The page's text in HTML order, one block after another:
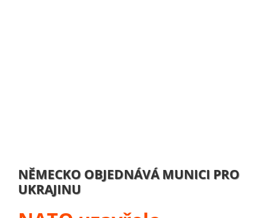
NĚMECKO OBJEDNÁVÁ MUNICI PRO
UKRAJINU